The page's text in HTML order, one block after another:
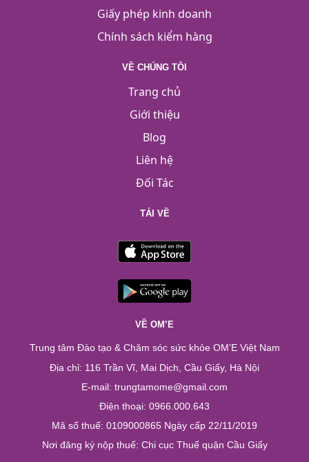
Giấy phép kinh doanh
Chính sách kiểm hàng
VỀ CHÚNG TÔI
Trang chủ
Giới thiệu
Blog
Liên hệ
Đối Tác
TẢI VỀ
VỀ OM’E
Trung tâm Đào tạo & Chăm sóc sức khỏe OM’E Việt Nam
Địa chỉ: 116 Trần Vĩ, Mai Dịch, Cầu Giấy, Hà Nội
E-mail: trungtamome@gmail.com
Điện thoại: 0966.000.643
Mã số thuế: 0109000865 Ngày cấp 22/11/2019
Nơi đăng ký nộp thuế: Chi cục Thuế quận Cầu Giấy